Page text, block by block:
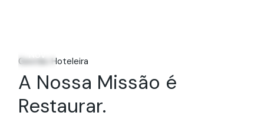
Gestão Hoteleira
A Nossa Missão é
Restaurar.